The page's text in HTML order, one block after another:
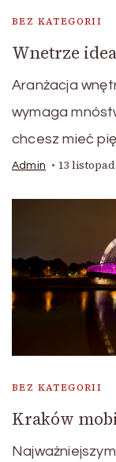
BEZ KATEGORII
Wnetrze
Aranżacja
wymaga
chcesz mieć
Admin 13
BEZ KATEGORII
Kraków